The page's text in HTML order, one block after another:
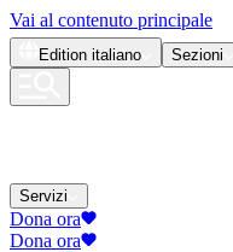
Vai al contenuto principale
Edition italiano Sezioni
Servizi
Dona ora
Dona ora